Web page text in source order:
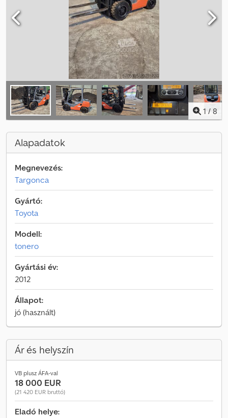
1 / 8
Alapadatok
Megnevezés:
Targonca
Gyártó:
Toyota
Modell:
tonero
Gyártási év:
2012
Állapot:
jó (használt)
Ár és helyszín
VB plusz ÁFA-val
18 000 EUR
(21 420 EUR bruttó)
Eladó helye: